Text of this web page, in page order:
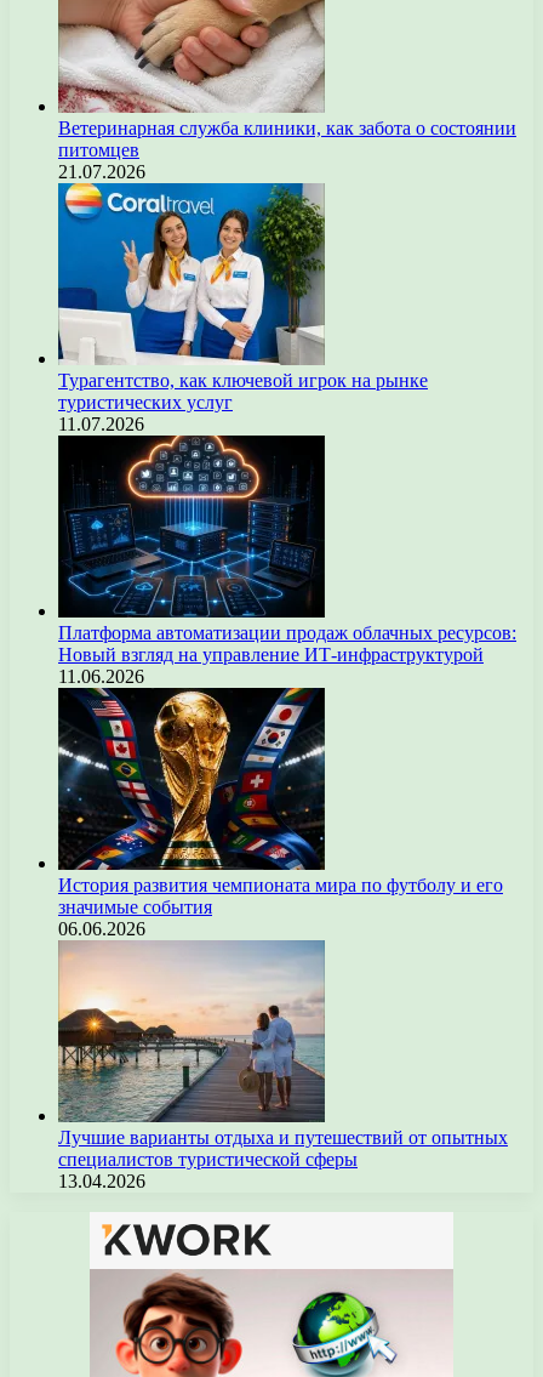
Ветеринарная служба клиники, как забота о состоянии
питомцев
21.07.2026
Турагентство, как ключевой игрок на рынке
туристических услуг
11.07.2026
Платформа автоматизации продаж облачных ресурсов:
Новый взгляд на управление ИТ-инфраструктурой
11.06.2026
История развития чемпионата мира по футболу и его
значимые события
06.06.2026
Лучшие варианты отдыха и путешествий от опытных
специалистов туристической сферы
13.04.2026